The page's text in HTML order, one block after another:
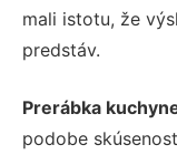
mali istotu, že
predstáv.
Prerábka
podobe